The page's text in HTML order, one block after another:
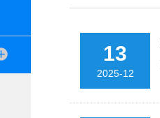
13
2025-12